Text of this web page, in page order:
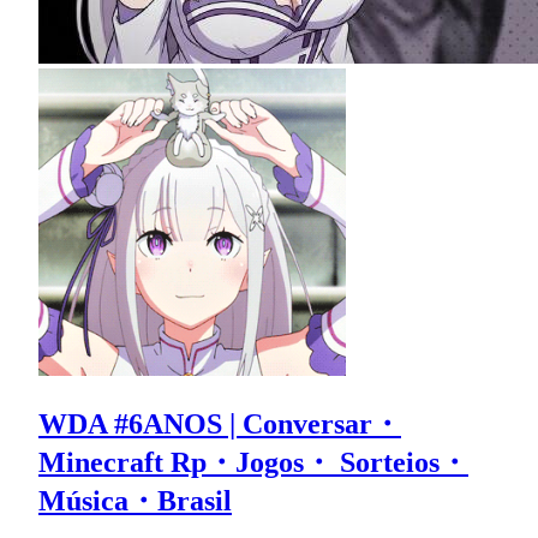
WDA #6ANOS | Conversar・
Minecraft Rp・Jogos・ Sorteios・
Música・Brasil